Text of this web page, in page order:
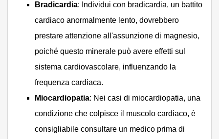
Bradicardia: Individui con bradicardia, un battito
cardiaco anormalmente lento, dovrebbero
prestare attenzione all'assunzione di magnesio,
poiché questo minerale può avere effetti sul
sistema cardiovascolare, influenzando la
frequenza cardiaca.
Miocardiopatia: Nei casi di miocardiopatia, una
condizione che colpisce il muscolo cardiaco, è
consigliabile consultare un medico prima di